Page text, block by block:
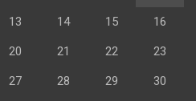
13 14 15 16
20 21 22 23
27 28 29 30